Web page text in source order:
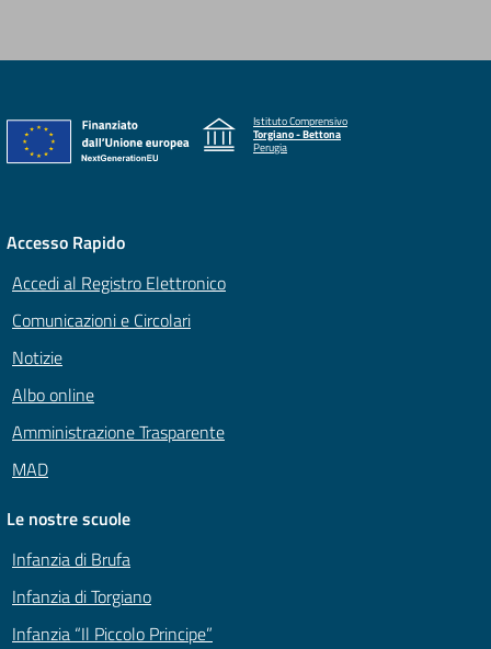
Istituto Comprensivo
Torgiano - Bettona
Perugia
Accesso Rapido
Accedi al Registro Elettronico
Comunicazioni e Circolari
Notizie
Albo online
Amministrazione Trasparente
MAD
Le nostre scuole
Infanzia di Brufa
Infanzia di Torgiano
Infanzia “Il Piccolo Principe”